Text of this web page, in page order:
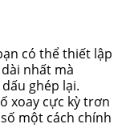
có thể thiết lập
nhất mà
ghép lại.
xoay cực kỳ trơn
một cách chính